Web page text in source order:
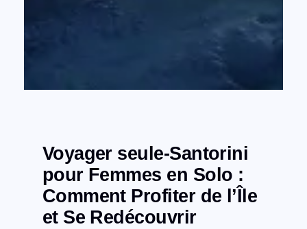
Voyager seule-Santorini
pour Femmes en Solo :
Comment Profiter de l’Île
et Se Redécouvrir